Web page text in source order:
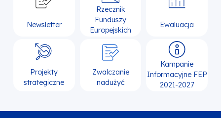
Newsletter
Rzecznik
Funduszy
Europejskich
Ewaluacja
Projekty
strategiczne
Zwalczanie
nadużyć
Kampanie
Informacyjne FEP
2021-2027